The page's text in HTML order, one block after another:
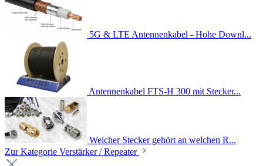
5G & LTE Antennenkabel - Hohe Downl...
Antennenkabel FTS-H 300 mit Stecker...
Welcher Stecker gehört an welchen R...
Zur Kategorie Verstärker / Repeater